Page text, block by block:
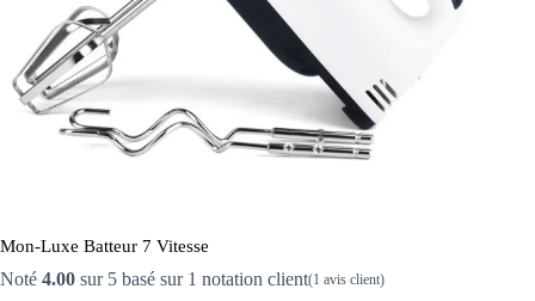
Mon-Luxe Batteur 7 Vitesse
Noté 4.00 sur 5 basé sur 1 notation client(1 avis client)